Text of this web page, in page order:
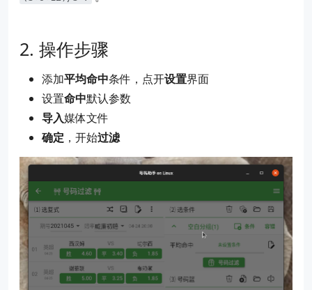
操作步骤
添加平均命中条件，点开设置界面
设置命中默认参数
导入媒体文件
确定 ，开始过滤